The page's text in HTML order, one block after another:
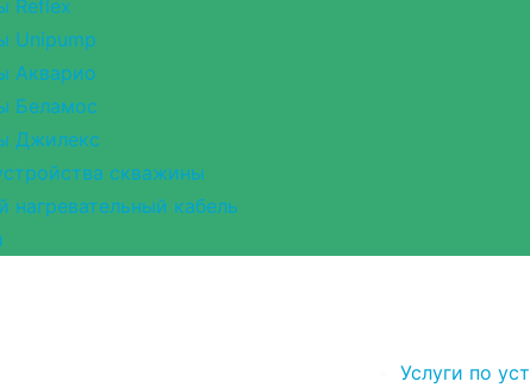
Reflex
Unipump
Акварио
Беламос
Джилекс
скважины
кабель
Услуги по